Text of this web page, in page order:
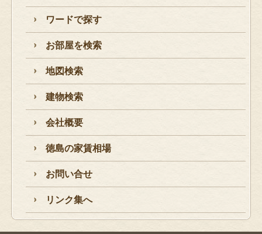
ワードで探す
お部屋を検索
地図検索
建物検索
会社概要
徳島の家賃相場
お問い合せ
リンク集へ